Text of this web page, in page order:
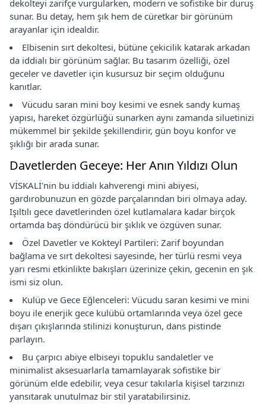
dekolteyi zarifçe vurgularken, modern ve sofistike bir duruş
sunar. Bu detay, hem şık hem de cüretkar bir görünüm
arayanlar için idealdir.
Elbisenin sırt dekoltesi, bütüne çekicilik katarak arkadan
da iddialı bir görünüm sağlar. Bu tasarım özelliği, özel
geceler ve davetler için kusursuz bir seçim olduğunu
kanıtlar.
Vücudu saran mini boy kesimi ve esnek sandy kumaş
yapısı, hareket özgürlüğü sunarken aynı zamanda siluetinizi
mükemmel bir şekilde şekillendirir, gün boyu konfor ve
şıklığı bir arada sunar.
Davetlerden Geceye: Her Anın Yıldızı Olun
VİSKALİ'nin bu iddialı kahverengi mini abiyesi,
gardırobunuzun en gözde parçalarından biri olmaya aday.
Işıltılı gece davetlerinden özel kutlamalara kadar birçok
ortamda baş döndürücü bir şıklık ve özgüven sunar.
Özel Davetler ve Kokteyl Partileri: Zarif boyundan
bağlama ve sırt dekoltesi sayesinde, her türlü resmi veya
yarı resmi etkinlikte bakışları üzerinize çekin, gecenin en şık
ismi siz olun.
Kulüp ve Gece Eğlenceleri: Vücudu saran kesimi ve mini
boyu ile enerjik gece kulübü ortamlarında veya özel gece
dışarı çıkışlarında stilinizi konuşturun, dans pistinde
parlayın.
Bu çarpıcı abiye elbiseyi topuklu sandaletler ve
minimalist aksesuarlarla tamamlayarak sofistike bir
görünüm elde edebilir, veya cesur takılarla kişisel tarzınızı
yansıtarak unutulmaz bir stil yaratabilirsiniz.